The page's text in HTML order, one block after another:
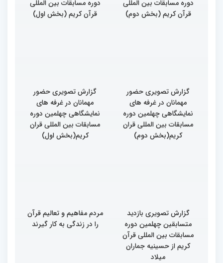
دوره مسابقات بین المللی
قرآن کریم (بخش دوم)
دوره مسابقات بین المللی
قرآن کریم (بخش اول)
گزارش تصویری حضور
مهمانان در غرفه های
نمایشگاهی چهلمین دوره
مسابقات بین المللی قران
کریم(بخش دوم)
گزارش تصویری حضور
مهمانان در غرفه های
نمایشگاهی چهلمین دوره
مسابقات بین المللی قران
کریم(بخش اول)
گزارش تصویری بازدید
متسابقین چهلمین دوره
مسابقات بین المللی قرآن
کریم از حسینیه جماران
میلاد
مردم مفاهیم و تعالیم قرآن
را در زندگی به کار گیرند